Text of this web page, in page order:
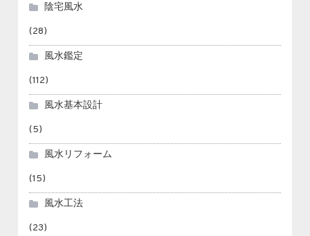
陰宅風水
(28)
風水鑑定
(112)
風水基本設計
(5)
風水リフォーム
(15)
風水工法
(23)